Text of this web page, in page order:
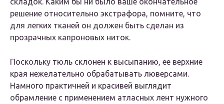
решение относительно экстрафора, помните, что
для легких тканей он должен быть сделан из
прозрачных капроновых ниток.
Поскольку тюль склонен к высыпанию, ее верхние
края нежелательно обрабатывать люверсами.
Намного практичней и красивей выглядит
обрамление с применением атласных лент нужного